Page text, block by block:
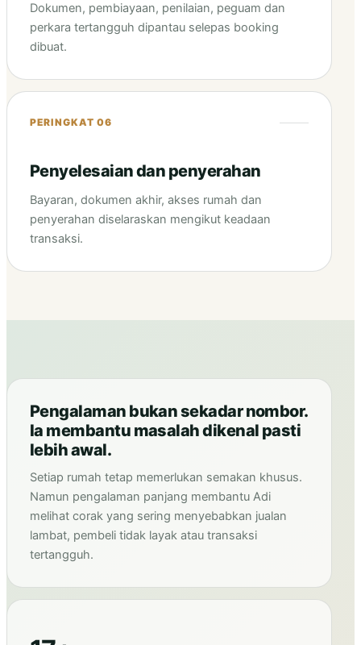
Dokumen, pembiayaan, penilaian, peguam dan
perkara tertangguh dipantau selepas booking
dibuat.
PERINGKAT 06
Penyelesaian dan penyerahan
Bayaran, dokumen akhir, akses rumah dan
penyerahan diselaraskan mengikut keadaan
transaksi.
Pengalaman bukan sekadar nombor.
Ia membantu masalah dikenal pasti
lebih awal.
Setiap rumah tetap memerlukan semakan khusus.
Namun pengalaman panjang membantu Adi
melihat corak yang sering menyebabkan jualan
lambat, pembeli tidak layak atau transaksi
tertangguh.